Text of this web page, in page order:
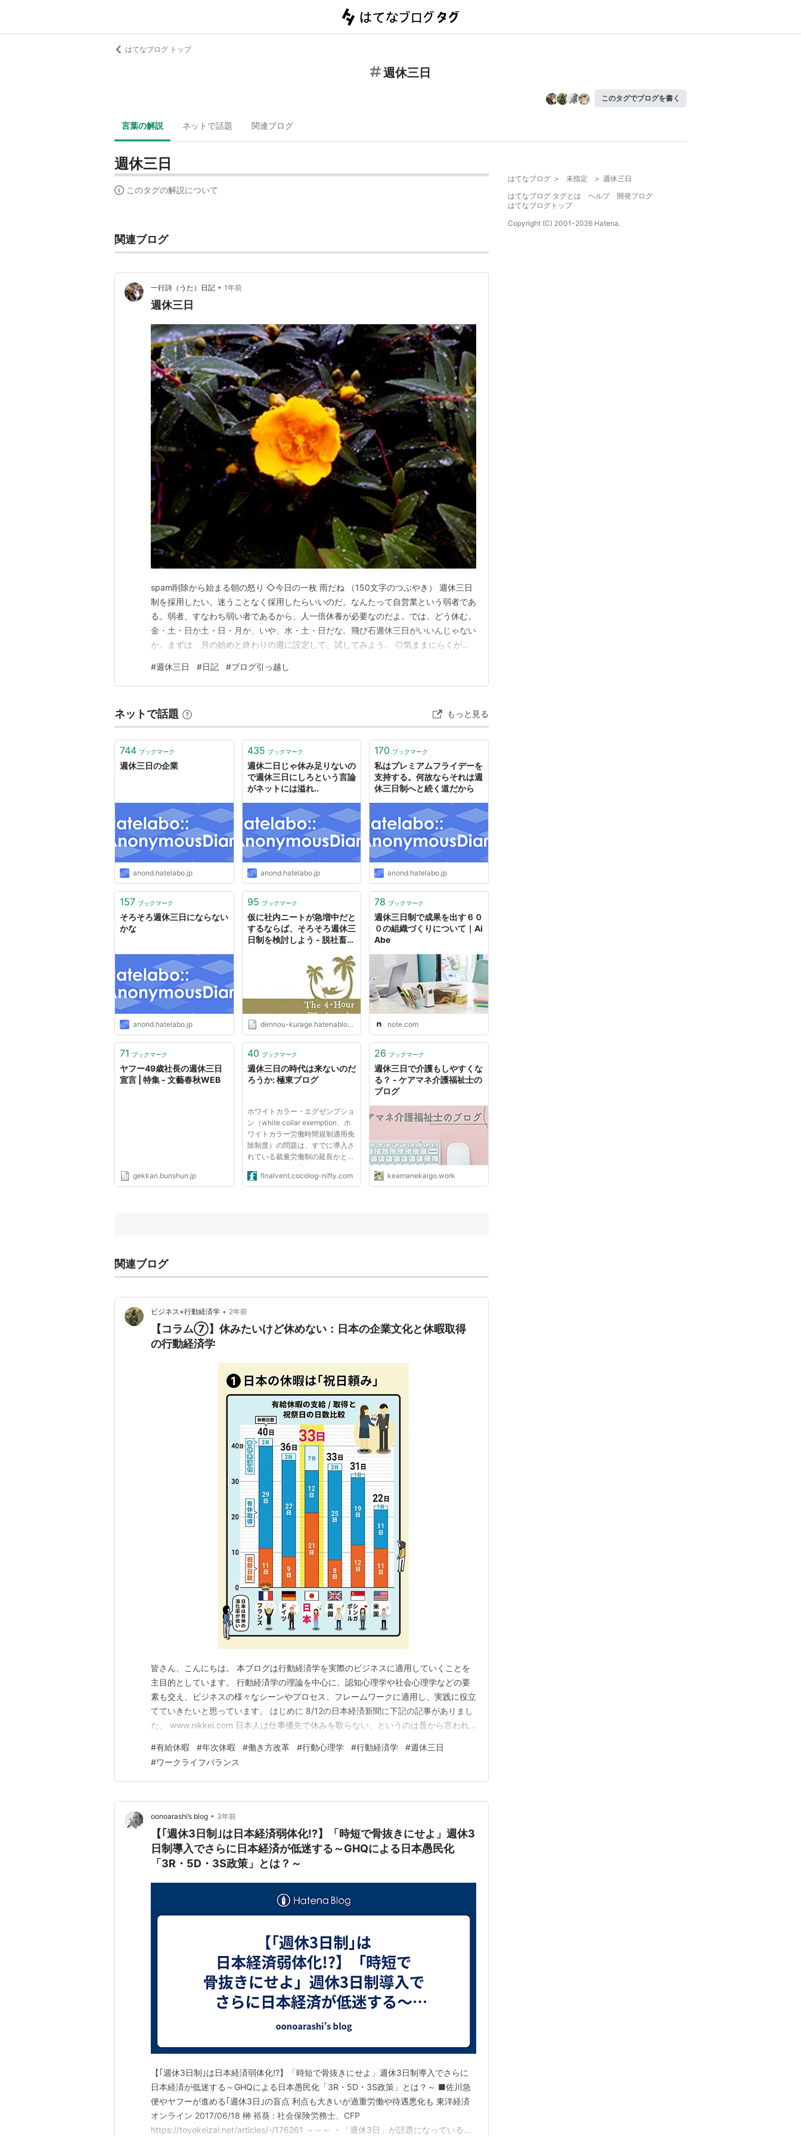
はてなブログ トップ
週休三日
このタグでブログを書く
言葉の解説 ネットで話題 関連ブログ
週休三日
このタグの解説について
関連ブログ
一行詩（うた）日記 • 1年前
週休三日
spam削除から始まる朝の怒り ◇今日の一枚 雨だね （150文字のつぶやき） 週休三日
制を採用したい。迷うことなく採用したらいいのだ。なんたって自営業という弱者であ
る。弱者、すなわち弱い者であるから、人一倍休養が必要なのだよ。では、どう休む。
金・土・日か土・日・月か、いや、水・土・日だな。飛び石週休三日がいいんじゃない
か。まずは、月の始めと終わりの週に設定して、試してみよう。 ◎気ままにらくがき
#週休三日 #日記 #ブログ引っ越し
ネットで話題 もっと見る
744 ブックマーク
週休三日の企業
anond.hatelabo.jp
435 ブックマーク
週休二日じゃ休み足りないの
で週休三日にしろという言論
がネットには溢れ..
anond.hatelabo.jp
170 ブックマーク
私はプレミアムフライデーを
支持する。何故ならそれは週
休三日制へと続く道だから
anond.hatelabo.jp
157 ブックマーク
そろそろ週休三日にならない
かな
anond.hatelabo.jp
95 ブックマーク
仮に社内ニートが急増中だと
するならば、そろそろ週休三
日制を検討しよう - 脱社畜ブ
dennou-kurage.hatenablog.com
78 ブックマーク
週休三日制で成果を出す６０
０の組織づくりについて｜Ai
Abe
note.com
71 ブックマーク
ヤフー49歳社長の週休三日
宣言 | 特集 - 文藝春秋WEB
gekkan.bunshun.jp
40 ブックマーク
週休三日の時代は来ないのだ
ろうか: 極東ブログ
ホワイトカラー・エグゼンプショ
ン（white collar exemption、ホ
ワイトカラー労働時間規制適用免
除制度）の問題は、すでに導入さ
れている裁量労働制の延長かと思
ったくらいで、私にはよくわから
なかった。いずれにせよ、当面の
finalvent.cocolog-nifty.com
26 ブックマーク
週休三日で介護もしやすくな
る？ - ケアマネ介護福祉士の
ブログ
keamanekaigo.work
関連ブログ
ビジネス×行動経済学 • 2年前
【コラム⑦】休みたいけど休めない：日本の企業文化と休暇取得
の行動経済学
皆さん、こんにちは。 本ブログは行動経済学を実際のビジネスに適用していくことを
主目的としています。 行動経済学の理論を中心に、認知心理学や社会心理学などの要
素も交え、ビジネスの様々なシーンやプロセス、フレームワークに適用し、実践に役立
てていきたいと思っています。 はじめに 8/12の日本経済新聞に下記の記事がありまし
た。 www.nikkei.com 日本人は仕事優先で休みを取らない、というのは昔から言われ
国と並んで3位に付けています。 しかし、休暇取得の方法という観点では大きな特徴が
あるようです。 有給休暇を取得し…
#有給休暇 #年次休暇 #働き方改革 #行動心理学 #行動経済学 #週休三日
#ワークライフバランス
oonoarashi’s blog • 3年前
【｢週休3日制｣は日本経済弱体化!?】「時短で骨抜きにせよ」週休3
日制導入でさらに日本経済が低迷する～GHQによる日本愚民化
「3R・5D・3S政策」とは？～
【｢週休3日制｣は日本経済弱体化!?】「時短で骨抜きにせよ」週休3日制導入でさらに
日本経済が低迷する～GHQによる日本愚民化「3R・5D・3S政策」とは？～ ■佐川急
便やヤフーが進める｢週休3日｣の盲点 利点も大きいが過重労働や待遇悪化も 東洋経済
オンライン 2017/06/18 榊 裕葵 : 社会保険労務士、CFP
https://toyokeizai.net/articles/-/176261 ～～～ ・「週休3日」が話題になっている
はてなブログ > 未指定 > 週休三日
はてなブログ タグとは
ヘルプ
開発ブログ
はてなブログトップ
Copyright (C) 2001-2026 Hatena.